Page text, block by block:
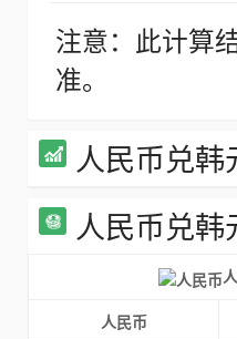
注意：此计算
准。
人民币兑韩
人民币兑韩
人民币